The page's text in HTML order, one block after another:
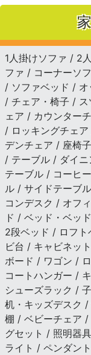
1人掛けソファ / 2
ファ / コーナーソ
/ ソファベッド /
/ チェア・椅子 /
ェア / カウンター
/ ロッキングチェ
デンチェア / 座椅
/ テーブル / ダイ
テーブル / コーヒ
ル / サイドテーブ
コンデスク / オフ
ド / ベッド・ベッ
2段ベッド / ロフ
ビ台 / キャビネッ
ボード / ワゴン /
コートハンガー /
シューズラック /
机・キッズデスク
棚 / ベビーチェア
グセット / 照明器
ライト / ペンダン